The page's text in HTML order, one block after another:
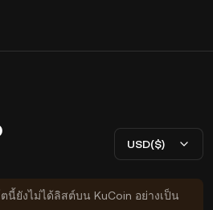
USD($)
นี้ยังไม่ได้ลิสต์บน KuCoin อย่างเป็น